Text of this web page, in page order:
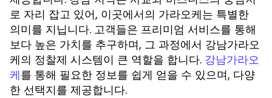
로 자리 잡고 있어, 이곳에서의 가라오케는 특별한
의미를 지닙니다. 고객들은 프리미엄 서비스를 통해
보다 높은 가치를 추구하며, 그 과정에서 강남가라오
케의 정찰제 시스템이 큰 역할을 합니다. 강남가라오
케를 통해 필요한 정보를 쉽게 얻을 수 있으며, 다양
한 선택지를 제공합니다.